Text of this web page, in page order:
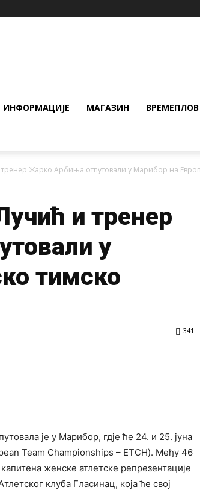
ИНФОРМАЦИЈЕ МАГАЗИН ВРЕМЕПЛОВ
Жарко Арбиња отпутовали у Марибор на
и тренер
у
тимско
341
је у Марибор, гдје ће 24. и 25. јуна
Team Championships – ETCH). Међу 46
женске атлетске репрезентације
клуба Гласинац, која ће свој